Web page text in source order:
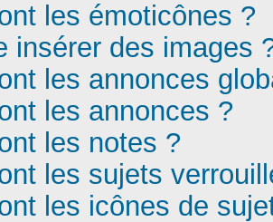
les émoticônes ?
insérer des images
les annonces
les annonces ?
les notes ?
les sujets
les icônes de